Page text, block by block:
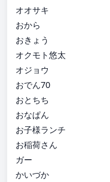
オオサキ
おから
おきょう
オクモト悠太
オジョウ
おでん70
おとちち
おなぱん
お子様ランチ
お稲荷さん
ガー
かいづか